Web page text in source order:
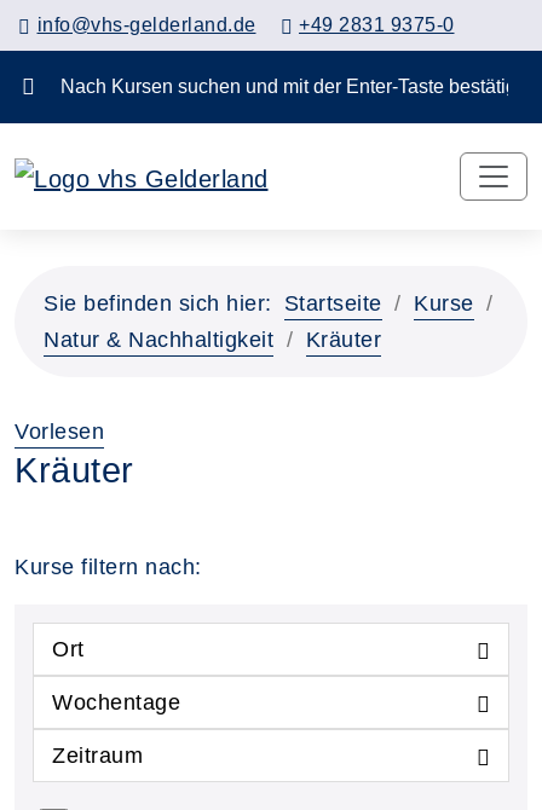
info@vhs-gelderland.de +49 2831 9375-0
Sie befinden sich hier: Startseite
Kurse
Natur & Nachhaltigkeit
Kräuter
Vorlesen
Kräuter
Kurse filtern nach:
Ort
Wochentage
Zeitraum